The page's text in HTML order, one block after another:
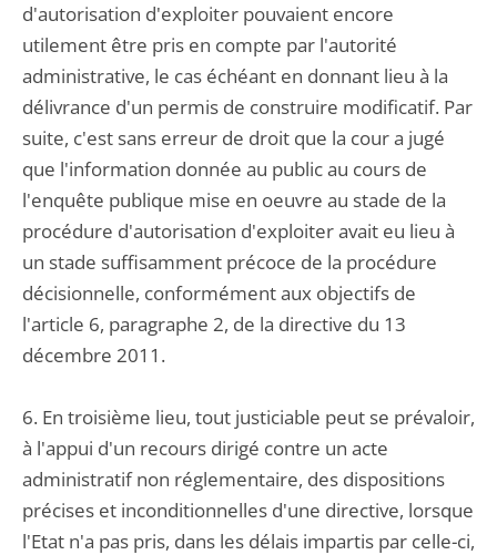
d'autorisation d'exploiter pouvaient encore
utilement être pris en compte par l'autorité
administrative, le cas échéant en donnant lieu à la
délivrance d'un permis de construire modificatif. Par
suite, c'est sans erreur de droit que la cour a jugé
que l'information donnée au public au cours de
l'enquête publique mise en oeuvre au stade de la
procédure d'autorisation d'exploiter avait eu lieu à
un stade suffisamment précoce de la procédure
décisionnelle, conformément aux objectifs de
l'article 6, paragraphe 2, de la directive du 13
décembre 2011.
6. En troisième lieu, tout justiciable peut se prévaloir,
à l'appui d'un recours dirigé contre un acte
administratif non réglementaire, des dispositions
précises et inconditionnelles d'une directive, lorsque
l'Etat n'a pas pris, dans les délais impartis par celle-ci,